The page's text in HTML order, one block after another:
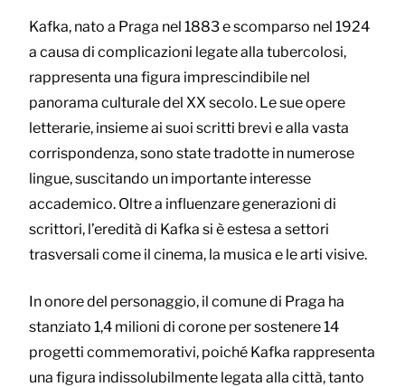
Kafka, nato a Praga nel 1883 e scomparso nel 1924
a causa di complicazioni legate alla tubercolosi,
rappresenta una figura imprescindibile nel
panorama culturale del XX secolo. Le sue opere
letterarie, insieme ai suoi scritti brevi e alla vasta
corrispondenza, sono state tradotte in numerose
lingue, suscitando un importante interesse
accademico. Oltre a influenzare generazioni di
scrittori, l’eredità di Kafka si è estesa a settori
trasversali come il cinema, la musica e le arti visive.
In onore del personaggio, il comune di Praga ha
stanziato 1,4 milioni di corone per sostenere 14
progetti commemorativi, poiché Kafka rappresenta
una figura indissolubilmente legata alla città, tanto